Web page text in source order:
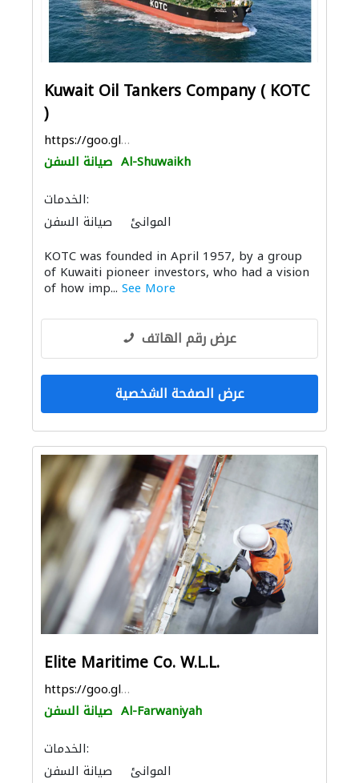
Kuwait Oil Tankers Company ( KOTC
)
https://goo.gl/maps/F6tC8UbzuaUit8fK9
صيانة السفن Al-Shuwaikh
الخدمات:
صيانة السفن
الموانئ
KOTC was founded in April 1957, by a group
of Kuwaiti pioneer investors, who had a vision
of how imp... See More
عرض رقم الهاتف
عرض الصفحة الشخصية
Elite Maritime Co. W.L.L.
https://goo.gl/maps/U4cpuVaReL2pSdyD8
صيانة السفن Al-Farwaniyah
الخدمات:
صيانة السفن
الموانئ